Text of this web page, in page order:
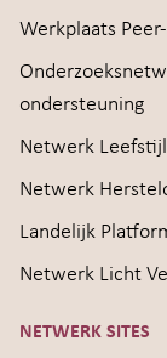
Werkplaats
ondersteuning
Netwerk
Netwerk
Landelijk
Netwerk Licht
NETWERK SITES